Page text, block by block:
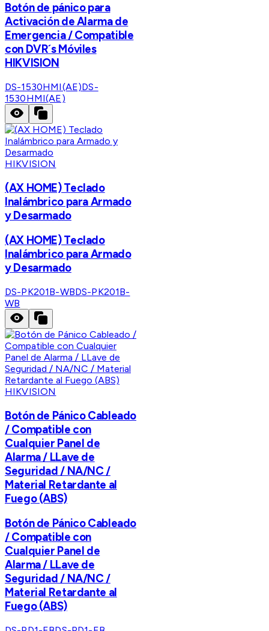
Botón de pánico para
Activación de Alarma de
Emergencia / Compatible
con DVR´s Móviles
HIKVISION
DS-1530HMI(AE)DS-
1530HMI(AE)
HIKVISION
(AX HOME) Teclado
Inalámbrico para Armado
y Desarmado
(AX HOME) Teclado
Inalámbrico para Armado
y Desarmado
DS-PK201B-WBDS-PK201B-
WB
HIKVISION
Botón de Pánico Cableado
/ Compatible con
Cualquier Panel de
Alarma / LLave de
Seguridad / NA/NC /
Material Retardante al
Fuego (ABS)
Botón de Pánico Cableado
/ Compatible con
Cualquier Panel de
Alarma / LLave de
Seguridad / NA/NC /
Material Retardante al
Fuego (ABS)